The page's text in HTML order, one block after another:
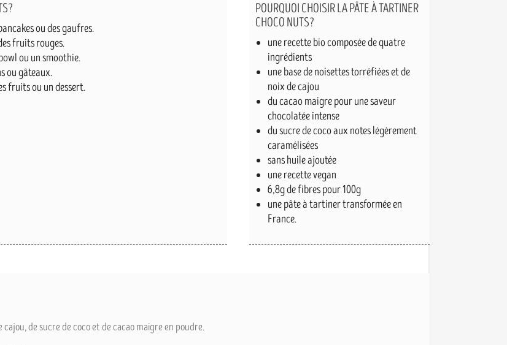
ou des gaufres.
fruits rouges.
ou un smoothie.
ou gâteaux.
fruits ou un dessert.
POURQUOI CHOISIR LA PÂTE À TARTINER
CHOCO NUTS?
une recette bio composée de quatre
ingrédients
une base de noisettes torréfiées et de
noix de cajou
du cacao maigre pour une saveur
chocolatée intense
du sucre de coco aux notes légèrement
caramélisées
sans huile ajoutée
une recette vegan
6,8g de fibres pour 100g
une pâte à tartiner transformée en
France.
de sucre de coco et de cacao maigre en poudre.